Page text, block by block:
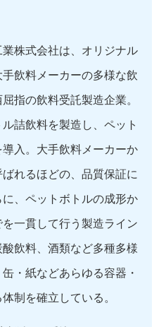
株式会社は、オリジナル
飲料メーカーの多様な飲
指の飲料受託製造企業。
詰飲料を製造し、ペット
入。大手飲料メーカーか
れるほどの、品質保証に
、ペットボトルの成形か
一貫して行う製造ライン
飲料、酒類など多種多様
・紙などあらゆる容器・
制を確立している。